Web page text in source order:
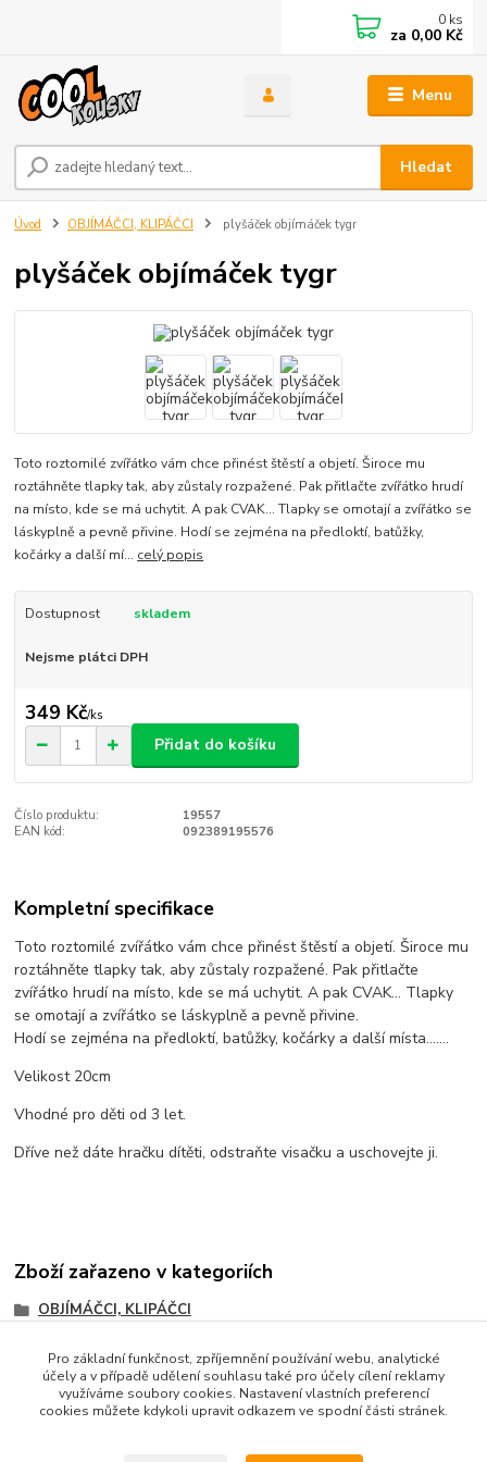
Menu
Hledat
0 ks
za 0,00 Kč
Úvod OBJÍMÁČCI, KLIPÁČCI plyšáček objímáček tygr
plyšáček objímáček tygr
Toto roztomilé zvířátko vám chce přinést štěstí a objetí. Široce mu
roztáhněte tlapky tak, aby zůstaly rozpažené. Pak přitlačte zvířátko hrudí
na místo, kde se má uchytit. A pak CVAK… Tlapky se omotají a zvířátko se
láskyplně a pevně přivine. Hodí se zejména na předloktí, batůžky,
kočárky a další mí... celý popis
Dostupnost skladem
Nejsme plátci DPH
349 Kč/ks
Přidat do košíku
Číslo produktu:
19557
EAN kód:
092389195576
Kompletní specifikace
Toto roztomilé zvířátko vám chce přinést štěstí a objetí. Široce mu
roztáhněte tlapky tak, aby zůstaly rozpažené. Pak přitlačte
zvířátko hrudí na místo, kde se má uchytit. A pak CVAK… Tlapky
se omotají a zvířátko se láskyplně a pevně přivine.
Hodí se zejména na předloktí, batůžky, kočárky a další místa…….
Velikost 20cm
Vhodné pro děti od 3 let.
Dříve než dáte hračku dítěti, odstraňte visačku a uschovejte ji.
Zboží zařazeno v kategoriích
OBJÍMÁČCI, KLIPÁČCI
Pro základní funkčnost, zpříjemnění používání webu, analytické
účely a v případě udělení souhlasu také pro účely cílení reklamy
využíváme soubory cookies. Nastavení vlastních preferencí
cookies můžete kdykoli upravit odkazem ve spodní části stránek.